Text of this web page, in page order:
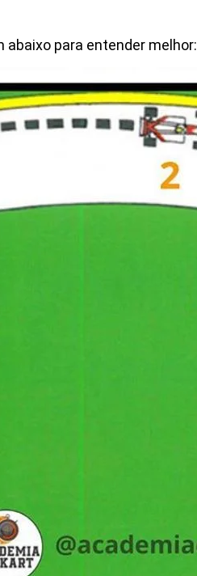
abaixo para entender melhor: